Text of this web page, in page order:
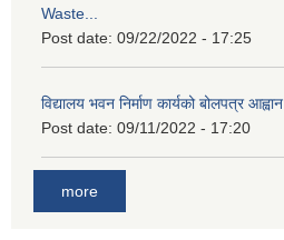
Waste...
Post date: 09/22/2022 - 17:25
विद्यालय भवन निर्माण कार्यको बोलपत्र
Post date: 09/11/2022 - 17:20
more